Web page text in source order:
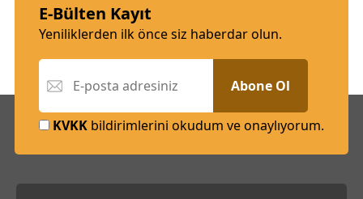
E-Bülten Kayıt
Yeniliklerden ilk önce siz haberdar olun.
Abone Ol
KVKK bildirimlerini okudum ve onaylıyorum.